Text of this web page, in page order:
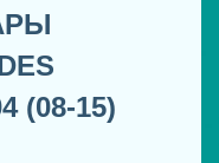
(08-15)